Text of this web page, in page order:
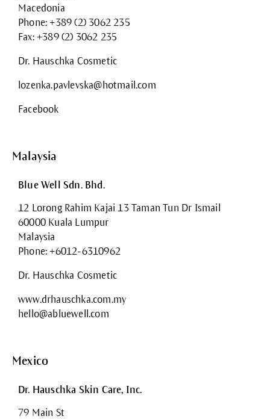
Macedonia
Phone: +389 (2) 3062 235
Fax: +389 (2) 3062 235
Dr. Hauschka Cosmetic
lozenka.pavlevska@hotmail.com
Facebook
Malaysia
Blue Well Sdn. Bhd.
12 Lorong Rahim Kajai 13 Taman Tun Dr Ismail
60000 Kuala Lumpur
Malaysia
Phone: +6012-6310962
Dr. Hauschka Cosmetic
www.drhauschka.com.my
hello@abluewell.com
Mexico
Dr. Hauschka Skin Care, Inc.
79 Main St